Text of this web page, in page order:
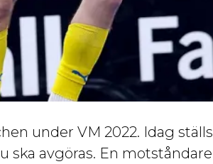
under VM 2022. Idag ställs
avgöras. En motståndare